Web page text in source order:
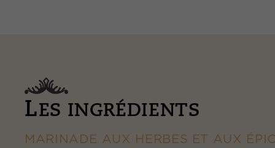
LES INGRÉDIENTS
MARINADE AUX HERBES ET AUX